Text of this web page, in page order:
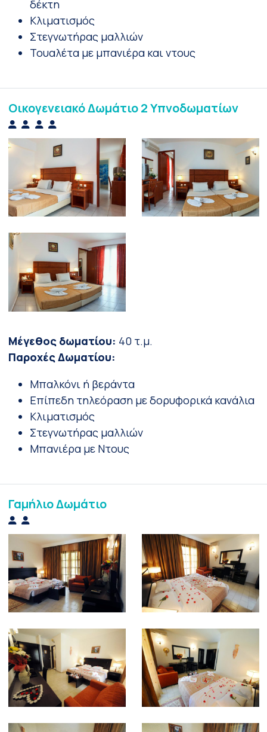
δέκτη
Κλιματισμός
Στεγνωτήρας μαλλιών
Τουαλέτα με μπανιέρα και ντους
Οικογενειακό Δωμάτιο 2 Υπνοδωματίων
Μέγεθος δωματίου: 40 τ.μ.
Παροχές Δωματίου:
Μπαλκόνι ή βεράντα
Επίπεδη τηλεόραση με δορυφορικά κανάλια
Κλιματισμός
Στεγνωτήρας μαλλιών
Μπανιέρα με Ντους
Γαμήλιο Δωμάτιο